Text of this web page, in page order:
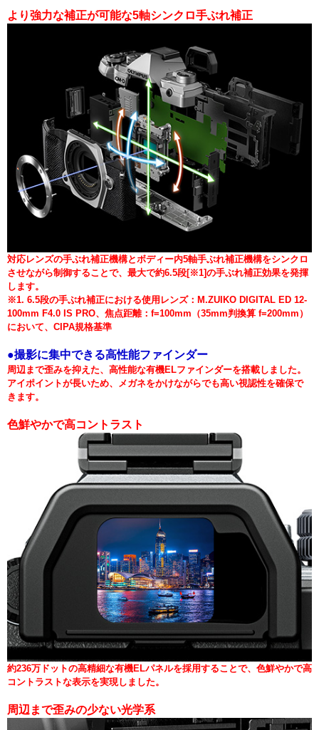
より強力な補正が可能な5軸シンクロ手ぶれ補正
対応レンズの手ぶれ補正機構とボディー内5軸手ぶれ補正機構をシンクロ
させながら制御することで、最大で約6.5段[※1]の手ぶれ補正効果を発揮
します。
※1. 6.5段の手ぶれ補正における使用レンズ：M.ZUIKO DIGITAL ED 12-
100mm F4.0 IS PRO、焦点距離：f=100mm（35mm判換算 f=200mm）
において、CIPA規格基準
●撮影に集中できる高性能ファインダー
周辺まで歪みを抑えた、高性能な有機ELファインダーを搭載しました。
アイポイントが長いため、メガネをかけながらでも高い視認性を確保で
きます。
色鮮やかで高コントラスト
約236万ドットの高精細な有機ELパネルを採用することで、色鮮やかで高
コントラストな表示を実現しました。
周辺まで歪みの少ない光学系